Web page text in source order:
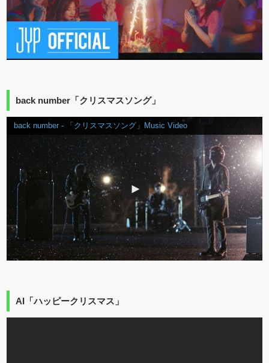
back number「クリスマスソング」
back number - 「クリスマスソング」Music Video
AI「ハッピークリスマス」